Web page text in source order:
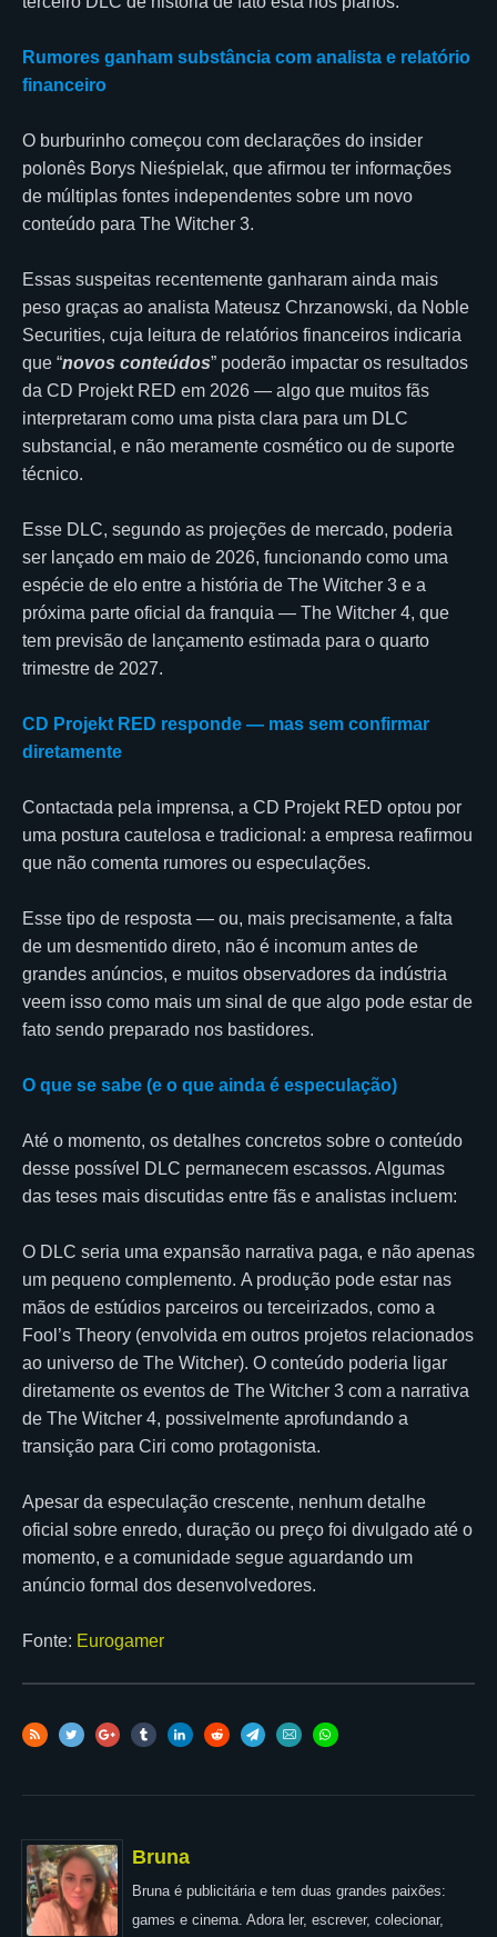
Rumores ganham substância com analista e relatório
financeiro
O burburinho começou com declarações do insider
polonês Borys Nieśpielak, que afirmou ter informações
de múltiplas fontes independentes sobre um novo
conteúdo para The Witcher 3.
Essas suspeitas recentemente ganharam ainda mais
peso graças ao analista Mateusz Chrzanowski, da Noble
Securities, cuja leitura de relatórios financeiros indicaria
que “novos conteúdos” poderão impactar os resultados
da CD Projekt RED em 2026 — algo que muitos fãs
interpretaram como uma pista clara para um DLC
substancial, e não meramente cosmético ou de suporte
técnico.
Esse DLC, segundo as projeções de mercado, poderia
ser lançado em maio de 2026, funcionando como uma
espécie de elo entre a história de The Witcher 3 e a
próxima parte oficial da franquia — The Witcher 4, que
tem previsão de lançamento estimada para o quarto
trimestre de 2027.
CD Projekt RED responde — mas sem confirmar
diretamente
Contactada pela imprensa, a CD Projekt RED optou por
uma postura cautelosa e tradicional: a empresa reafirmou
que não comenta rumores ou especulações.
Esse tipo de resposta — ou, mais precisamente, a falta
de um desmentido direto, não é incomum antes de
grandes anúncios, e muitos observadores da indústria
veem isso como mais um sinal de que algo pode estar de
fato sendo preparado nos bastidores.
O que se sabe (e o que ainda é especulação)
Até o momento, os detalhes concretos sobre o conteúdo
desse possível DLC permanecem escassos. Algumas
das teses mais discutidas entre fãs e analistas incluem:
O DLC seria uma expansão narrativa paga, e não apenas
um pequeno complemento. A produção pode estar nas
mãos de estúdios parceiros ou terceirizados, como a
Fool’s Theory (envolvida em outros projetos relacionados
ao universo de The Witcher). O conteúdo poderia ligar
diretamente os eventos de The Witcher 3 com a narrativa
de The Witcher 4, possivelmente aprofundando a
transição para Ciri como protagonista.
Apesar da especulação crescente, nenhum detalhe
oficial sobre enredo, duração ou preço foi divulgado até o
momento, e a comunidade segue aguardando um
anúncio formal dos desenvolvedores.
Fonte: Eurogamer
Bruna
Bruna é publicitária e tem duas grandes paixões:
games e cinema. Adora ler, escrever, colecionar,